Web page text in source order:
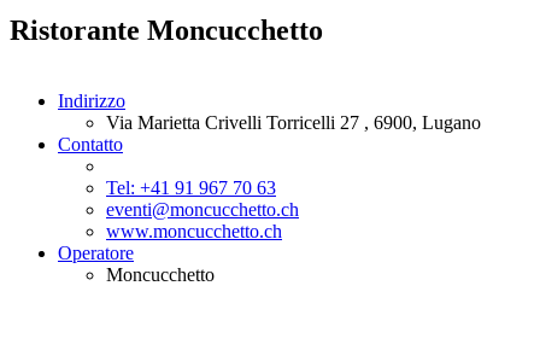
Ristorante Moncucchetto
Indirizzo
Via Marietta Crivelli Torricelli 27 , 6900, Lugano
Contatto
Tel: +41 91 967 70 63
eventi@moncucchetto.ch
www.moncucchetto.ch
Operatore
Moncucchetto